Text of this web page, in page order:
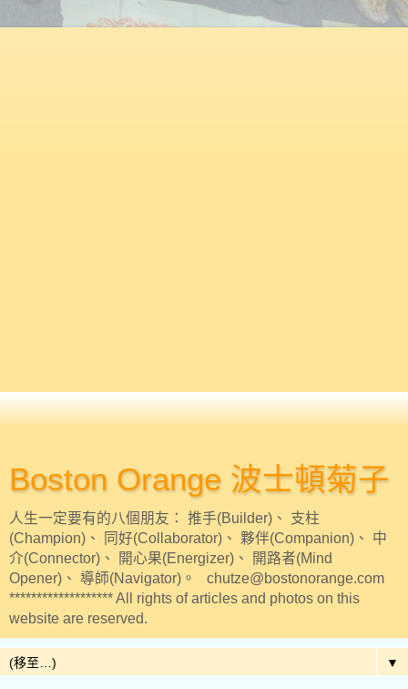
Boston Orange 波士頓菊子
人生一定要有的八個朋友： 推手(Builder)、 支柱
(Champion)、 同好(Collaborator)、 夥伴(Companion)、 中
介(Connector)、 開心果(Energizer)、 開路者(Mind
Opener)、 導師(Navigator)。 chutze@bostonorange.com
******************* All rights of articles and photos on this
website are reserved.
▼